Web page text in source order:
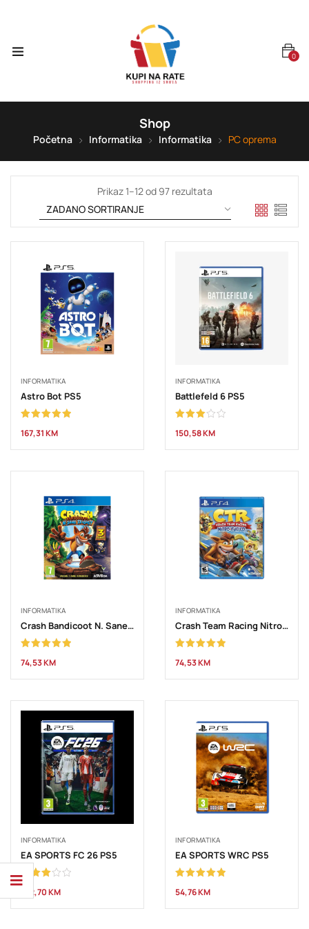
0
Shop
Početna Informatika Informatika PC oprema
Prikaz 1–12 od 97 rezultata
INFORMATIKA
Astro Bot PS5
5.00od 5
167,31KM
INFORMATIKA
Battlefeld 6 PS5
3.00
150,58KM
INFORMATIKA
Crash Bandicoot N. Sane Trilogy 2.0 PS4
5.00od 5
74,53KM
INFORMATIKA
Crash Team Racing Nitro-Fueled PS4
5.00od 5
74,53KM
INFORMATIKA
EA SPORTS FC 26 PS5
Ocjenjeno
3.00
102,70KM
INFORMATIKA
EA SPORTS WRC PS5
5.00od 5
54,76KM